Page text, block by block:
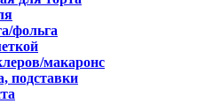
фольга
макаронс
подставки